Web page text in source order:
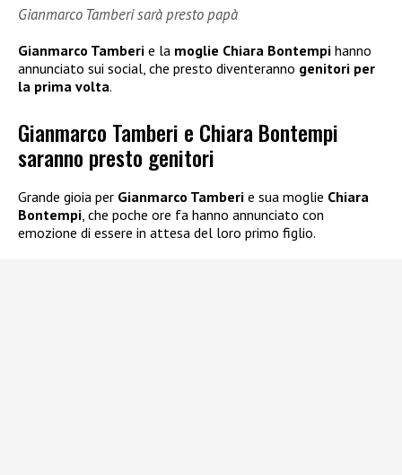
Gianmarco Tamberi sarà presto papà
Gianmarco Tamberi e la moglie Chiara Bontempi hanno
annunciato sui social, che presto diventeranno genitori per
la prima volta.
Gianmarco Tamberi e Chiara Bontempi
saranno presto genitori
Grande gioia per Gianmarco Tamberi e sua moglie Chiara
Bontempi , che poche ore fa hanno annunciato con
emozione di essere in attesa del loro primo figlio.